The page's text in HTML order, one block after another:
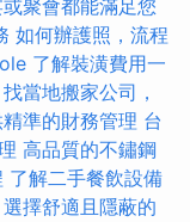
聚會都能滿足您
如何辦護照，流程
了解裝潢費用一
當地搬家公司，
準的財務管理 台
高品質的不鏽鋼
了解二手餐飲設備
擇舒適且隱蔽的